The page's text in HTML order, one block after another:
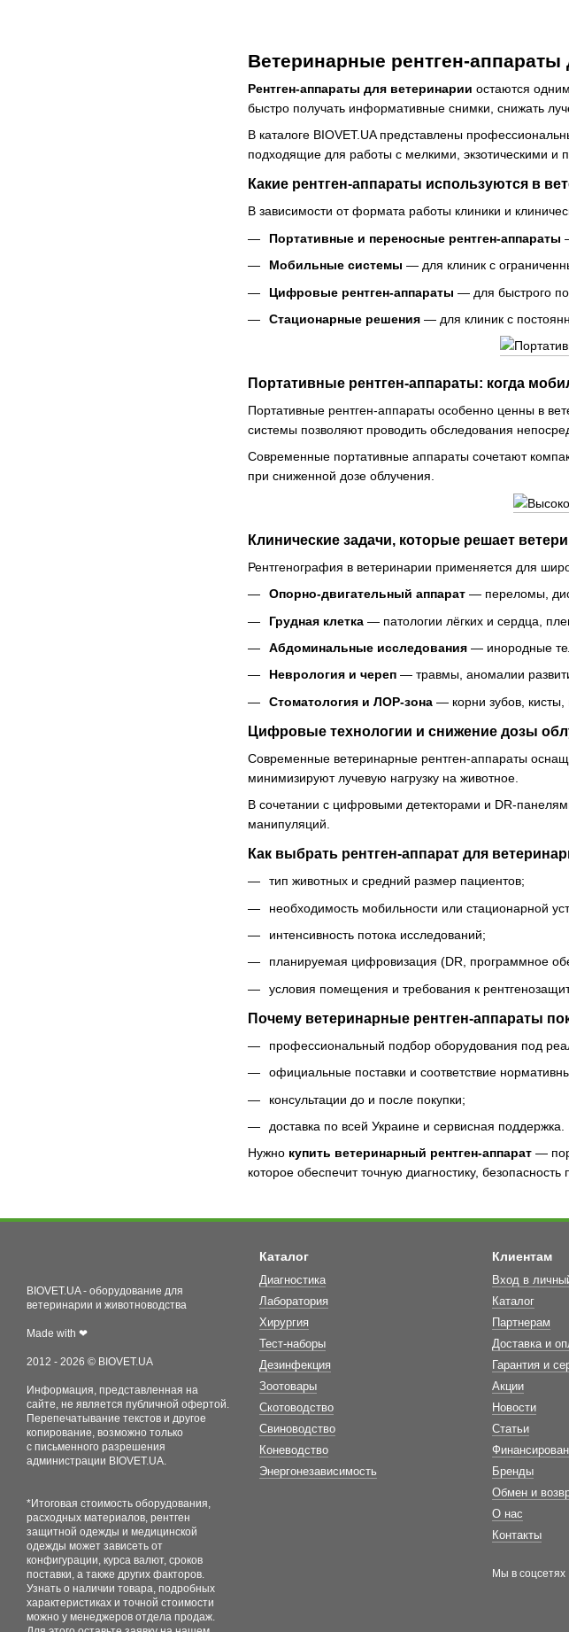
Ветеринарные рентген-аппараты
Рентген-аппараты для ветеринарии остаются
быстро получать информативные снимки, снижать
В каталоге BIOVET.UA представлены
подходящие для работы с мелкими, экзотическими и
Какие рентген-аппараты используются в
В зависимости от формата работы клиники и
Портативные и переносные рентген-аппараты
Мобильные системы — для клиник с
Цифровые рентген-аппараты — для быстрого
Стационарные решения — для клиник с
Портативные рентген-аппараты: когда
Портативные рентген-аппараты особенно ценны в
системы позволяют проводить обследования
Современные портативные аппараты сочетают
при сниженной дозе облучения.
Клинические задачи, которые решает
Рентгенография в ветеринарии применяется для
Опорно-двигательный аппарат — переломы,
Грудная клетка — патологии лёгких и сердца,
Абдоминальные исследования — инородные
Неврология и череп — травмы, аномалии
Стоматология и ЛОР-зона — корни зубов, кисты,
Цифровые технологии и снижение дозы
Современные ветеринарные рентген-аппараты
минимизируют лучевую нагрузку на животное.
В сочетании с цифровыми детекторами и DR-
манипуляций.
Как выбрать рентген-аппарат для
тип животных и средний размер пациентов;
необходимость мобильности или стационарной
интенсивность потока исследований;
планируемая цифровизация (DR, программное
условия помещения и требования к
Почему ветеринарные рентген-аппараты
профессиональный подбор оборудования под
официальные поставки и соответствие
консультации до и после покупки;
доставка по всей Украине и сервисная поддержка.
Нужно купить ветеринарный рентген-аппарат —
которое обеспечит точную диагностику,
BIOVET.UA - оборудование для
ветеринарии и животноводства
Made with ❤
2012 - 2026 © BIOVET.UA
Информация, представленная на
сайте, не является публичной офертой.
Перепечатывание текстов и другое
копирование, возможно только
с письменного разрешения
администрации BIOVET.UA.
*Итоговая стоимость оборудования,
расходных материалов, рентген
защитной одежды и медицинской
одежды может зависеть от
конфигурации, курса валют, сроков
поставки, а также других факторов.
Узнать о наличии товара, подробных
характеристиках и точной стоимости
можно у менеджеров отдела продаж.
Каталог
Диагностика
Лаборатория
Хирургия
Тест-наборы
Дезинфекция
Зоотовары
Скотоводство
Свиноводство
Коневодство
Энергонезависимость
Клиентам
Вход в
Каталог
Партнерам
Доставка и
Гарантия и
Акции
Новости
Статьи
Бренды
Обмен и
О нас
Контакты
Мы в соцсетях